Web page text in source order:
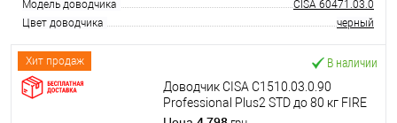
Модель доводчика
CISA 60471.03.0
Цвет доводчика
черный
Хит продаж В наличии
Доводчик CISA C1510.03.0.90
Professional Plus2 STD до 80 кг FIRE
черный